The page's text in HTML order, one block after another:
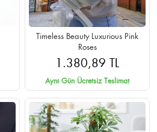
Timeless Beauty Luxurious Pink
Roses
1.380,89 TL
Aynı Gün Ücretsiz Teslimat